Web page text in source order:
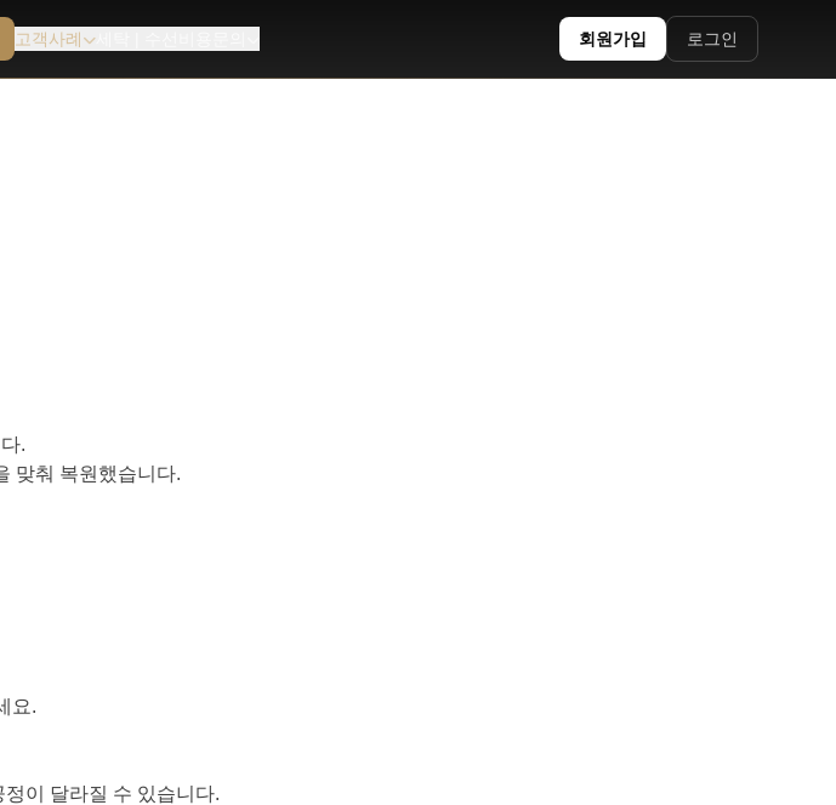
고객사례 회원가입 로그인
.
맞춰 복원했습니다.
요.
이 달라질 수 있습니다.